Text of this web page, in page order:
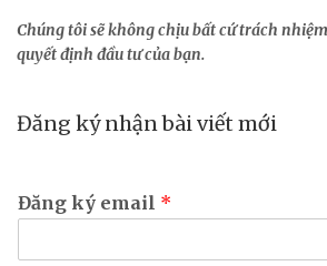
Chúng tôi sẽ không chịu bất cứ trách
quyết định đầu tư của bạn.
Đăng ký nhận bài viết mới
Đăng ký email *